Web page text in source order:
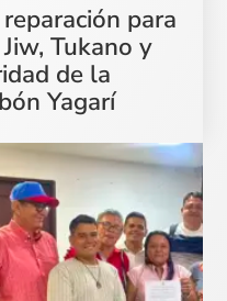
para
Tukano y
de la
Yagarí